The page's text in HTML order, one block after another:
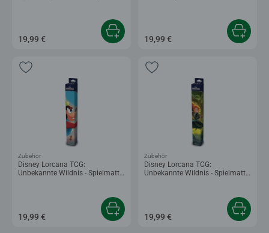
19,99 € 19,99 €
Disney Lorcana TCG:
Unbekannte Wildnis - Spielmatte
Zubehör
19,99 €
Disney Lorcana TCG:
Unbekannte Wildnis - Spielmatte
Zubehör
19,99 €